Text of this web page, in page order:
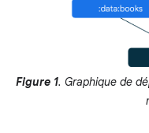
Figure 1. Graphique de